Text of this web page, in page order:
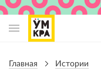
Главная Истории